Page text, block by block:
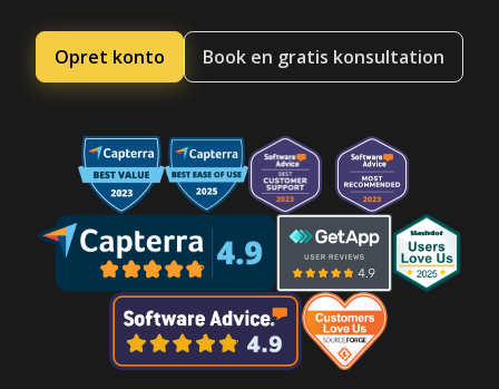
Opret konto Book en gratis konsultation